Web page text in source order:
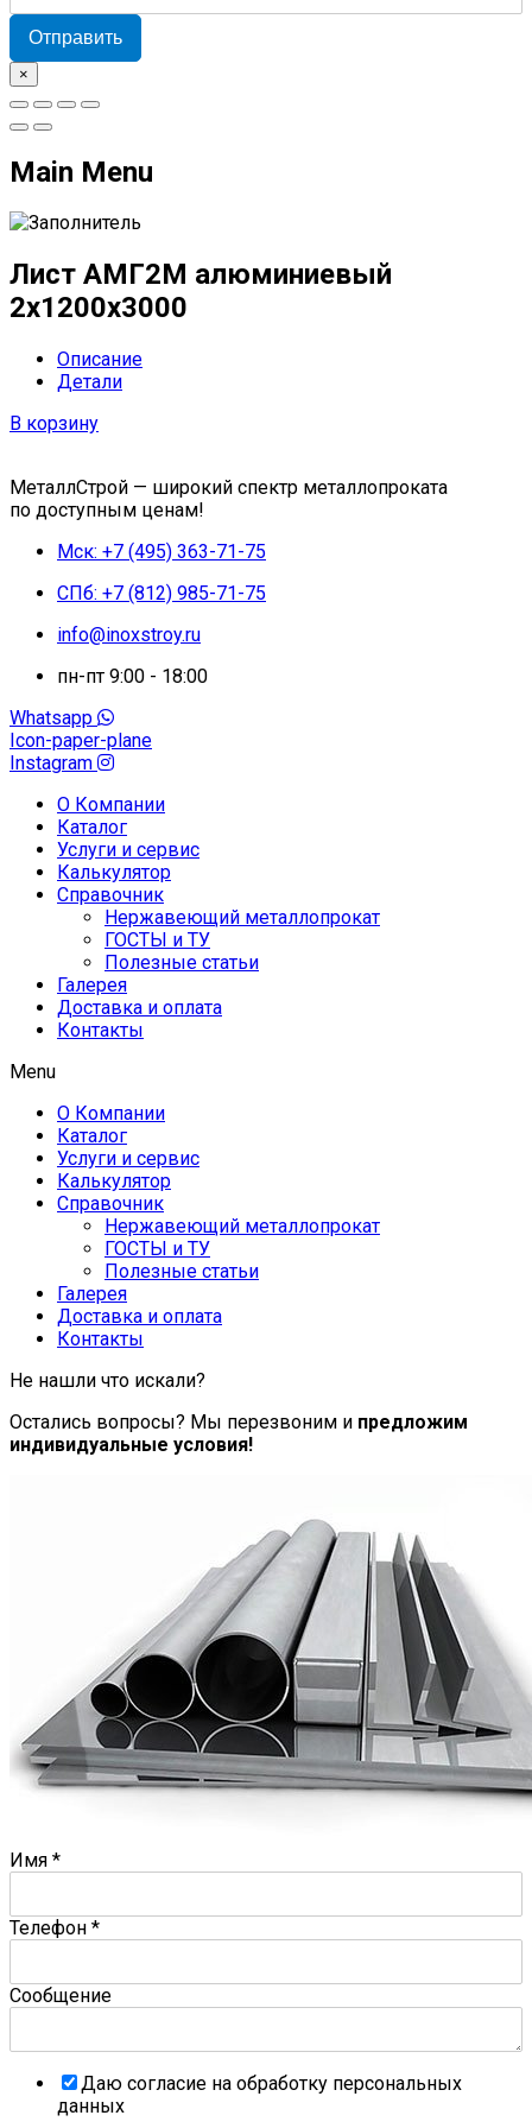
Отправить
×
Main Menu
Лист АМГ2М алюминиевый
2х1200х3000
Описание
Детали
В корзину
МеталлСтрой — широкий спектр металлопроката
по доступным ценам!
Мск: +7 (495) 363-71-75
СПб: +7 (812) 985-71-75
info@inoxstroy.ru
пн-пт 9:00 - 18:00
Whatsapp
Icon-paper-plane
Instagram
О Компании
Каталог
Услуги и сервис
Калькулятор
Справочник
Нержавеющий металлопрокат
ГОСТЫ и ТУ
Полезные статьи
Галерея
Доставка и оплата
Контакты
Menu
О Компании
Каталог
Услуги и сервис
Калькулятор
Справочник
Нержавеющий металлопрокат
ГОСТЫ и ТУ
Полезные статьи
Галерея
Доставка и оплата
Контакты
Не нашли что искали?
Остались вопросы? Мы перезвоним и предложим
индивидуальные условия!
Имя *
Телефон *
Сообщение
Даю согласие на обработку персональных
данных